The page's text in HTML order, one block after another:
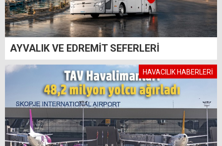
AYVALIK VE EDREMİT SEFERLERİ
HAVACILIK HABERLERİ